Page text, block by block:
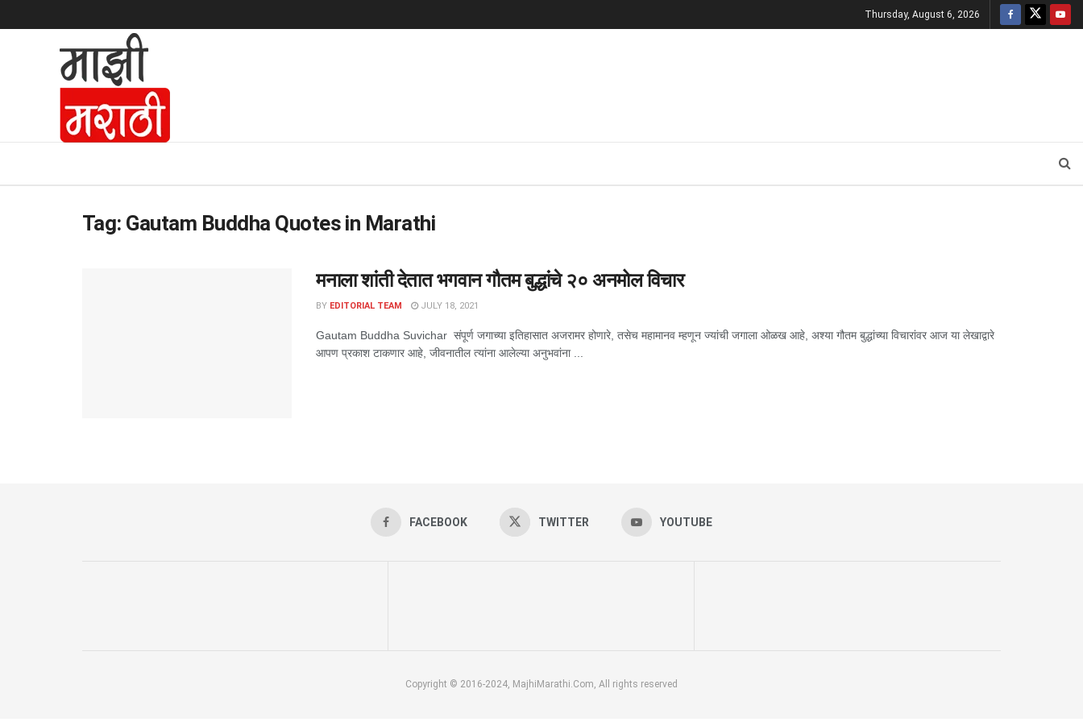
Thursday, August 6, 2026
Tag: Gautam Buddha Quotes in Marathi
मनाला शांती देतात भगवान गौतम बुद्धांचे २० अनमोल विचार
BY EDITORIAL TEAM JULY 18, 2021
Gautam Buddha Suvichar संपूर्ण जगाच्या इतिहासात अजरामर होणारे, तसेच महामानव म्हणून ज्यांची जगाला ओळख आहे, अश्या गौतम बुद्धांच्या विचारांवर आज या लेखाद्वारे
आपण प्रकाश टाकणार आहे, जीवनातील त्यांना आलेल्या अनुभवांना ...
FACEBOOK TWITTER YOUTUBE
Copyright © 2016-2024, MajhiMarathi.Com, All rights reserved